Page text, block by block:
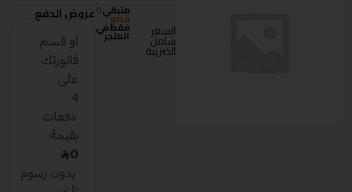
السعر
شامل
الضريبة
متبقي0
قطع
فقط في
المتجر
عروض الدفع